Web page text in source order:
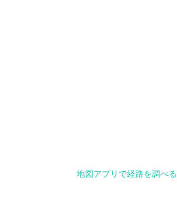
地図アプリで経路を調べる